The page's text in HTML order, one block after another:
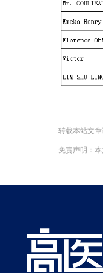
转载本站文章
免责声明：